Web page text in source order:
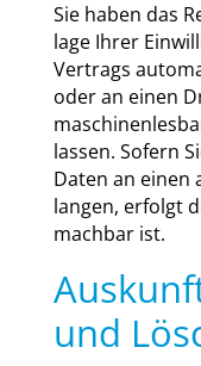
Sie haben das
la­ge Ihrer
Ver­trags
oder an einen
las­sen. Sofern
Daten an
lan­gen, erfolgt
mach­bar ist.
und